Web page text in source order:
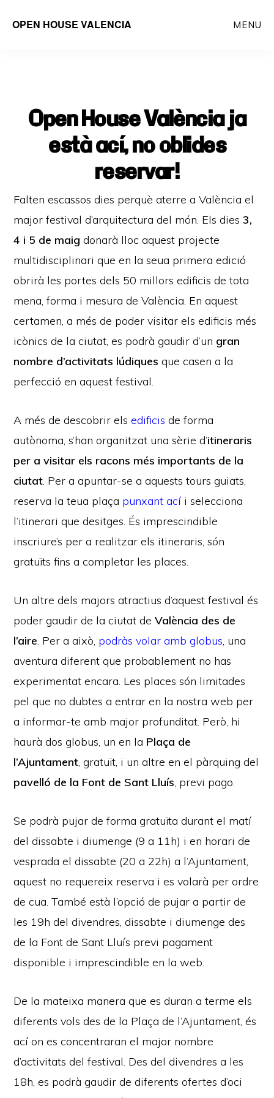
OPEN HOUSE VALENCIA MENU
Open House València ja
està ací, no oblides
reservar!
Falten escassos dies perquè aterre a València el
major festival d’arquitectura del món. Els dies 3,
4 i 5 de maig donarà lloc aquest projecte
multidisciplinari que en la seua primera edició
obrirà les portes dels 50 millors edificis de tota
mena, forma i mesura de València. En aquest
certamen, a més de poder visitar els edificis més
icònics de la ciutat, es podrà gaudir d’un gran
nombre d’activitats lúdiques que casen a la
perfecció en aquest festival.
A més de descobrir elsedificis de forma
autònoma, s’han organitzat una sèrie d’itineraris
per a visitar els racons més importants de la
ciutat. Per a apuntar-se a aquests tours guiats,
reserva la teua plaça punxant ací i selecciona
l’itinerari que desitges. És imprescindible
inscriure’s per a realitzar els itineraris, són
gratuïts fins a completar les places.
Un altre dels majors atractius d’aquest festival és
poder gaudir de la ciutat de València des de
l’aire. Per a això, podràs volar amb globus, una
aventura diferent que probablement no has
experimentat encara. Les places són limitades
pel que no dubtes a entrar en la nostra web per
a informar-te amb major profunditat. Però, hi
haurà dos globus, un en la Plaça de
l’Ajuntament, gratuït, i un altre en el pàrquing del
pavelló de la Font de Sant Lluís, previ pago.
Se podrà pujar de forma gratuïta durant el matí
del dissabte i diumenge (9 a 11h) i en horari de
vesprada el dissabte (20 a 22h) a l’Ajuntament,
aquest no requereix reserva i es volarà per ordre
de cua. També està l’opció de pujar a partir de
les 19h del divendres, dissabte i diumenge des
de la Font de Sant Lluís previ pagament
disponible i imprescindible en la web.
De la mateixa manera que es duran a terme els
diferents vols des de la Plaça de l’Ajuntament, és
ací on es concentraran el major nombre
d’activitats del festival. Des del divendres a les
18h, es podrà gaudir de diferents ofertes d’oci